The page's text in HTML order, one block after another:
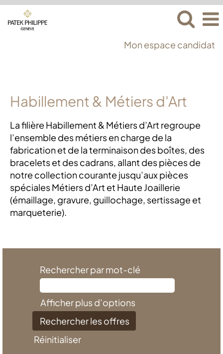
Mon espace candidat
d'art
Habillement & Métiers d'Art
La filière Habillement & Métiers d’Art regroupe
l’ensemble des métiers en charge de la
fabrication et de la terminaison des boîtes, des
bracelets et des cadrans, allant des pièces de
notre collection courante jusqu’aux pièces
spéciales Métiers d’Art et Haute Joaillerie
(émaillage, gravure, guillochage, sertissage et
marqueterie).
Rechercher par mot-clé
Afficher plus d’options
Réinitialiser